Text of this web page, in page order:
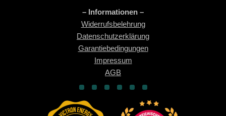
– Informationen –
Widerrufsbelehrung
Datenschutzerklärung
Garantiebedingungen
Impressum
AGB